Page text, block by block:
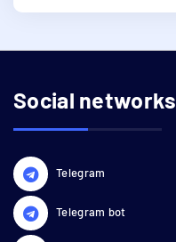
Social networks
Telegram
Telegram bot